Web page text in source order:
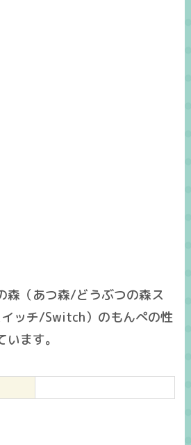
森（あつ森/どうぶつの森ス
ッチ/Switch）のもんぺの性
ます。